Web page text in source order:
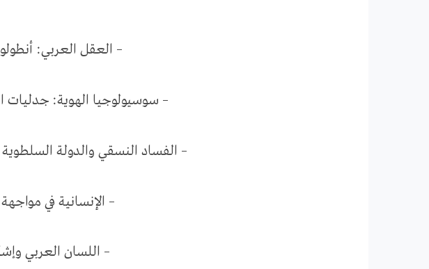
– العقل العربي:
– سوسيولوجيا الهوية: جدليات
– الفساد النسقي والدولة
– الإنسانية في
– اللسان العربي